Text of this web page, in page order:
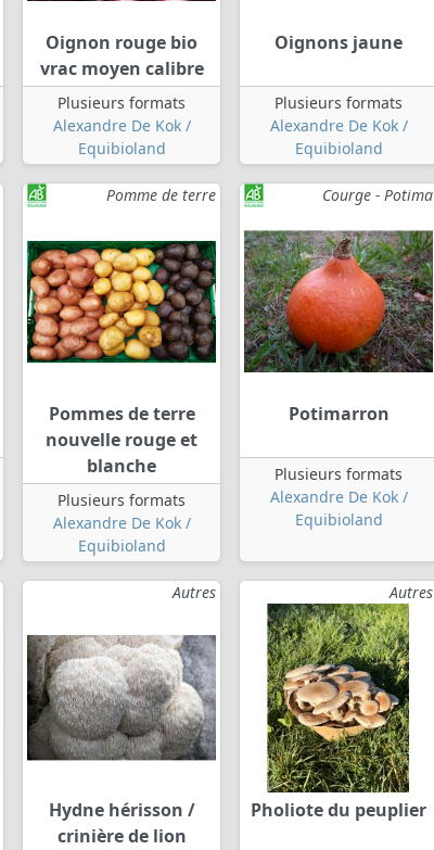
Oignon rouge bio
vrac moyen calibre
Plusieurs formats
Alexandre De Kok /
Equibioland
Oignons jaune
Plusieurs formats
Alexandre De Kok /
Equibioland
Pomme de terre
Pommes de terre
nouvelle rouge et
blanche
Plusieurs formats
Alexandre De Kok /
Equibioland
Courge - Potima
Potimarron
Plusieurs formats
Alexandre De Kok /
Equibioland
Autres
Hydne hérisson /
crinière de lion
Autres
Pholiote du peuplier